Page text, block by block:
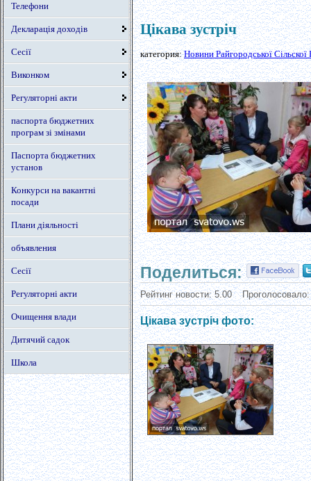
Телефони
Декларація доходів
Сесії
Виконком
Регуляторні акти
паспорта бюджетних
програм зі змінами
Паспорта бюджетних
установ
Конкурси на вакантні
посади
Плани діяльності
объявления
Сесії
Регуляторні акти
Очищення влади
Дитячий садок
Школа
Цікава зустріч
категория:Новини Райгородської Сільскої
Поделиться:
Рейтинг новости:5.00
Цікава зустріч фото: